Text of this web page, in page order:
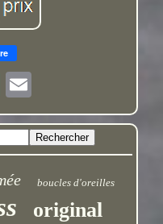
boucles d'oreilles
original